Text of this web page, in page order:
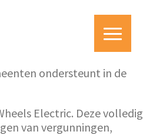
ondersteunt in de
Electric. Deze volledig
van vergunningen,